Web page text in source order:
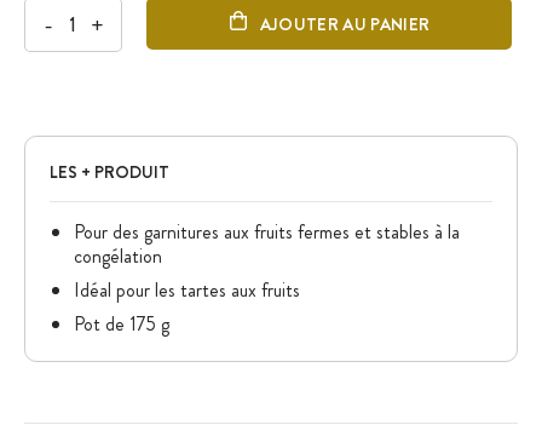
- + AJOUTER AU PANIER
LES + PRODUIT
Pour des garnitures aux fruits fermes et stables à la
congélation
Idéal pour les tartes aux fruits
Pot de 175 g